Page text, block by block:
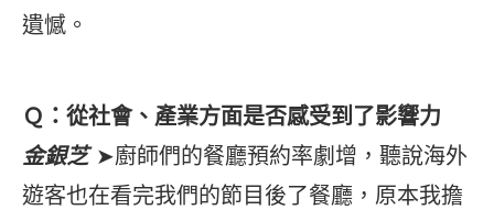
遺憾。
Ｑ：從社會、產業方面是否感受到了影響力
金銀芝➤廚師們的餐廳預約率劇增，聽說海外
遊客也在看完我們的節目後了餐廳，原本我擔